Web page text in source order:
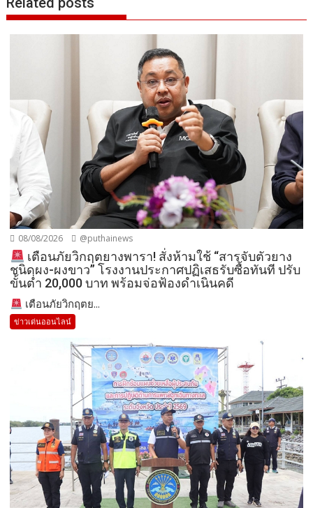
08/08/2026 @puthainews
เตือนภัยวิกฤตยางพารา! สั่งห้ามใช้ “สารจับตัวยาง
ชนิดผง-ผงขาว” โรงงานประกาศปฏิเสธรับซื้อทันที ปรับ
ขั้นต่ำ 20,000 บาท พร้อมจ่อฟ้องดำเนินคดี
เตือนภัยวิกฤตย...
ข่าวเด่นออนไลน์